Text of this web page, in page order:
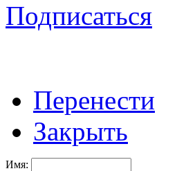
Подписаться
Перенести
Закрыть
Имя: